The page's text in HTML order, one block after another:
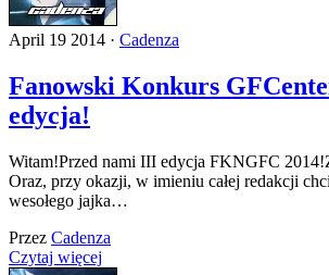
April 19 2014 · Cadenza
Fanowski Konkurs
edycja!
Witam!Przed nami III edycja FKNGFC
Oraz, przy okazji, w imieniu całej redakcji
wesołego jajka…
Przez Cadenza
Czytaj więcej